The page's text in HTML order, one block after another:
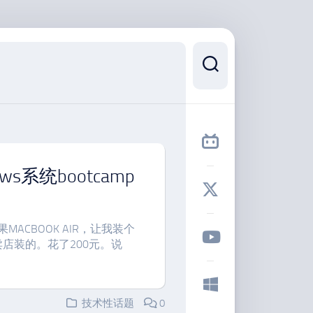
系统bootcamp
AIR，让我装个
装的。花了200元。说
技术性话题
0